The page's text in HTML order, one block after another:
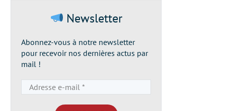
Newsletter
Abonnez-vous à notre newsletter
pour recevoir nos dernières actus par
mail !
e-
mail